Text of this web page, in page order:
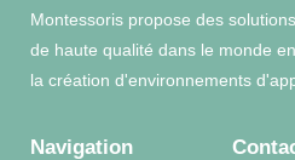
Montessoris propose des
de haute qualité dans le monde
la création d'environnements
Navigation